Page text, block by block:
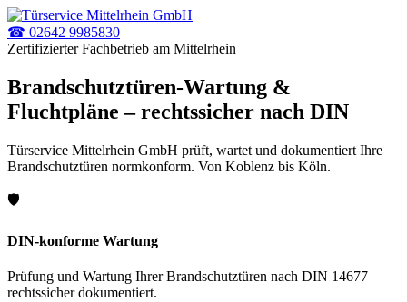
☎ 02642 9985830
Zertifizierter Fachbetrieb am Mittelrhein
Brandschutztüren-Wartung &
Fluchtpläne – rechtssicher nach DIN
Türservice Mittelrhein GmbH prüft, wartet und dokumentiert Ihre
Brandschutztüren normkonform. Von Koblenz bis Köln.
🛡
DIN-konforme Wartung
Prüfung und Wartung Ihrer Brandschutztüren nach DIN 14677 –
rechtssicher dokumentiert.